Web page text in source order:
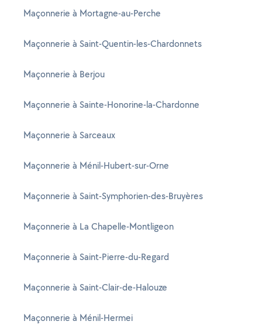
Maçonnerie à Mortagne-au-Perche
Maçonnerie à Saint-Quentin-les-Chardonnets
Maçonnerie à Berjou
Maçonnerie à Sainte-Honorine-la-Chardonne
Maçonnerie à Sarceaux
Maçonnerie à Ménil-Hubert-sur-Orne
Maçonnerie à Saint-Symphorien-des-Bruyères
Maçonnerie à La Chapelle-Montligeon
Maçonnerie à Saint-Pierre-du-Regard
Maçonnerie à Saint-Clair-de-Halouze
Maçonnerie à Ménil-Hermei